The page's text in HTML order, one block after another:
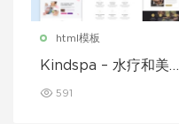
html模板
Kindspa – 水疗和美容
591